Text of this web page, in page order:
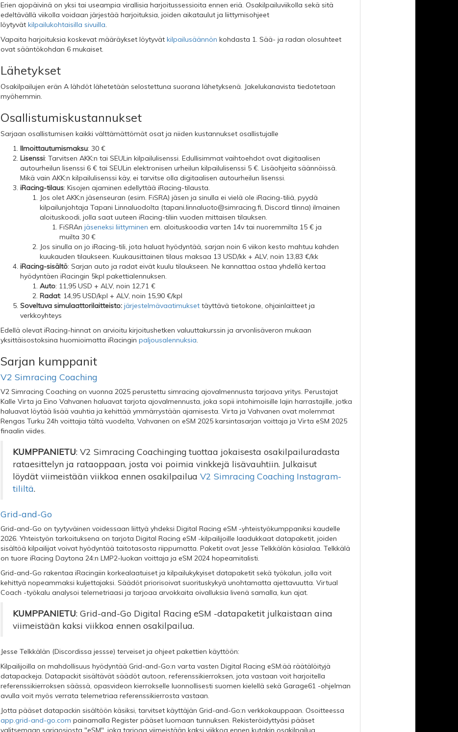
Erien ajopäivinä on yksi tai useampia virallisia harjoitussessioita ennen eriä. Osakilpailuviikolla sekä sitä
edeltävällä viikolla voidaan järjestää harjoituksia, joiden aikataulut ja liittymisohjeet
löytyvät kilpailukohtaisilla sivuilla.
Vapaita harjoituksia koskevat määräykset löytyvät kilpailusäännön kohdasta 1. Sää- ja radan olosuhteet
ovat sääntökohdan 6 mukaiset.
Lähetykset
Osakilpailujen erän A lähdöt lähetetään selostettuna suorana lähetyksenä. Jakelukanavista tiedotetaan
myöhemmin.
Osallistumiskustannukset
Sarjaan osallistumisen kaikki välttämättömät osat ja niiden kustannukset osallistujalle
Ilmoittautumismaksu: 30 €
Lisenssi: Tarvitsen AKK:n tai SEULin kilpailulisenssi. Edullisimmat vaihtoehdot ovat digitaalisen
autourheilun lisenssi 6 € tai SEULin elektronisen urheilun kilpailulisenssi 5 €. Lisäohjeita säännöissä.
Mikä vain AKK:n kilpailulisenssi käy, ei tarvitse olla digitaalisen autourheilun lisenssi.
iRacing-tilaus: Kisojen ajaminen edellyttää iRacing-tilausta.
Jos olet AKK:n jäsenseuran (esim. FiSRA) jäsen ja sinulla ei vielä ole iRacing-tiliä, pyydä
kilpailunjohtaja Tapani Linnaluodolta (tapani.linnaluoto@simracing.fi, Discord tlinna) ilmainen
aloituskoodi, jolla saat uuteen iRacing-tiliin vuoden mittaisen tilauksen.
FiSRAn jäseneksi liittyminen em. aloituskoodia varten 14v tai nuoremmilta 15 € ja
muilta 30 €
Jos sinulla on jo iRacing-tili, jota haluat hyödyntää, sarjan noin 6 viikon kesto mahtuu kahden
kuukauden tilaukseen. Kuukausittainen tilaus maksaa 13 USD/kk + ALV, noin 13,83 €/kk
iRacing-sisältö: Sarjan auto ja radat eivät kuulu tilaukseen. Ne kannattaa ostaa yhdellä kertaa
hyödyntäen iRacingin 5kpl pakettialennuksen.
Auto: 11,95 USD + ALV, noin 12,71 €
Radat: 14,95 USD/kpl + ALV, noin 15,90 €/kpl
Soveltuva simulaattorilaitteisto: järjestelmävaatimuksettäyttävä tietokone, ohjainlaitteet ja
verkkoyhteys
Edellä olevat iRacing-hinnat on arvioitu kirjoitushetken valuuttakurssin ja arvonlisäveron mukaan
yksittäisostoksina huomioimatta iRacingin paljousalennuksia.
Sarjan kumppanit
V2 Simracing Coaching
V2 Simracing Coaching on vuonna 2025 perustettu simracing ajovalmennusta tarjoava yritys. Perustajat
Kalle Virta ja Eino Vahvanen haluavat tarjota ajovalmennusta, joka sopii intohimoisille lajin harrastajille, jotka
haluavat löytää lisää vauhtia ja kehittää ymmärrystään ajamisesta. Virta ja Vahvanen ovat molemmat
Rengas Turku 24h voittajia tältä vuodelta, Vahvanen on eSM 2025 karsintasarjan voittaja ja Virta eSM 2025
finaalin viides.
KUMPPANIETU: V2 Simracing Coachinging tuottaa jokaisesta osakilpailuradasta
rataesittelyn ja rataoppaan, josta voi poimia vinkkejä lisävauhtiin. Julkaisut
löydät viimeistään viikkoa ennen osakilpailua V2 Simracing Coaching Instagram-
tililtä.
Grid-and-Go
Grid-and-Go on tyytyväinen voidessaan liittyä yhdeksi Digital Racing eSM -yhteistyökumppaniksi kaudelle
2026. Yhteistyön tarkoituksena on tarjota Digital Racing eSM -kilpailijoille laadukkaat datapaketit, joiden
sisältöä kilpailijat voivat hyödyntää taitotasosta riippumatta. Paketit ovat Jesse Telkkälän käsialaa. Telkkälä
on tuore iRacing Daytona 24:n LMP2-luokan voittaja ja eSM 2024 hopeamitalisti.
Grid-and-Go rakentaa iRacingiin korkealaatuiset ja kilpailukykyiset datapaketit sekä työkalun, jolla voit
kehittyä nopeammaksi kuljettajaksi. Säädöt priorisoivat suorituskykyä unohtamatta ajettavuutta. Virtual
Coach -työkalu analysoi telemetriaasi ja tarjoaa arvokkaita oivalluksia livenä samalla, kun ajat.
KUMPPANIETU: Grid-and-Go Digital Racing eSM -datapaketit julkaistaan aina
viimeistään kaksi viikkoa ennen osakilpailua.
Jesse Telkkälän (Discordissa jessse) terveiset ja ohjeet pakettien käyttöön:
Kilpailijoilla on mahdollisuus hyödyntää Grid-and-Go:n varta vasten Digital Racing eSM:ää räätälöityjä
datapackeja. Datapackit sisältävät säädöt autoon, referenssikierroksen, jota vastaan voit harjoitella
referenssikierroksen säässä, opasvideon kierrokselle luonnollisesti suomen kielellä sekä Garage61 -ohjelman
avulla voit myös verrata telemetriaa referenssikierrosta vastaan.
Jotta pääset datapackin sisältöön käsiksi, tarvitset käyttäjän Grid-and-Go:n verkkokauppaan. Osoitteessa
app.grid-and-go.com painamalla Register pääset luomaan tunnuksen. Rekisteröidyttyäsi pääset
valitsemaan sarjaosiosta "eSM", joka tarjoaa viimeistään kaksi viikkoa ennen kutakin osakilpailua